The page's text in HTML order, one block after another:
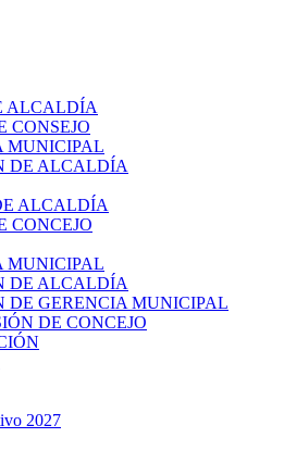
ALCALDÍA
CONSEJO
MUNICIPAL
DE ALCALDÍA
ALCALDÍA
CONCEJO
MUNICIPAL
DE ALCALDÍA
DE GERENCIA MUNICIPAL
DE CONCEJO
2027